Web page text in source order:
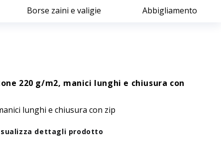
Borse zaini e valigie Abbigliamento
220 g/m2, manici lunghi e chiusura con
lunghi e chiusura con zip
dettagli prodotto